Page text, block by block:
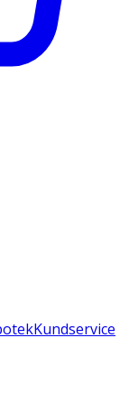
Kundservice